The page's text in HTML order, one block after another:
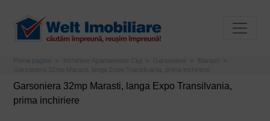
Prima pagina Inchiriere Apartamente Cluj Garsoniere
Marasti
Garsoniera 32mp Marasti, langa Expo Transilvania, prima inchiriere
Garsoniera 32mp Marasti, langa Expo Transilvania,
prima inchiriere